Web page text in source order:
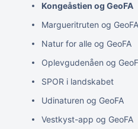
Kongeåstien og GeoFA
Margueritruten og GeoFA
Natur for alle og GeoFA
Oplevgudenåen og
SPOR i landskabet
Udinaturen og GeoFA
Vestkyst-app og GeoFA